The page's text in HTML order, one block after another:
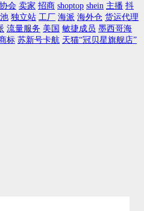
协会 卖家 招商 shoptop shein 主播 抖
独立站 工厂 海派 海外仓 货运代理
流量服务 美国 敏捷成员 墨西哥海
标 苏新号卡航 天猫“冠贝星旗舰店”